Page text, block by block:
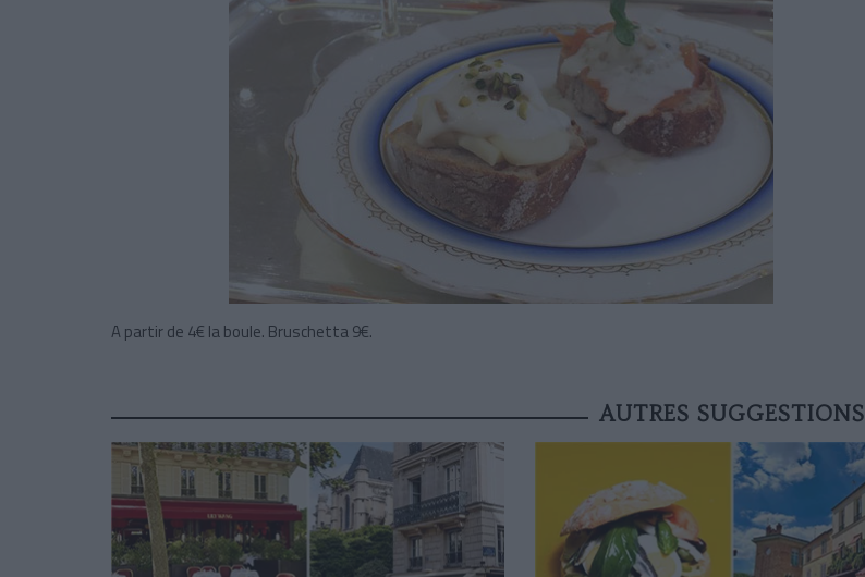
A partir de 4€ la boule. Bruschetta 9€.
AUTRES SUGGESTIONS